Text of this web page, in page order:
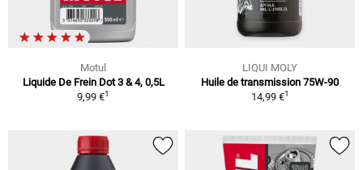
Motul
Liquide De Frein Dot 3 & 4, 0,5L
9,99 €1
LIQUI MOLY
Huile de transmission 75W-90
14,99 €1